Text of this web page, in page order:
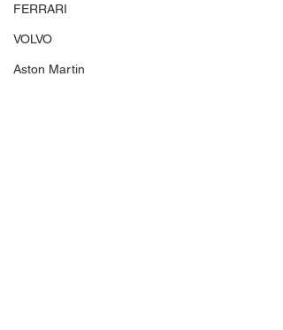
FERRARI
VOLVO
Aston Martin